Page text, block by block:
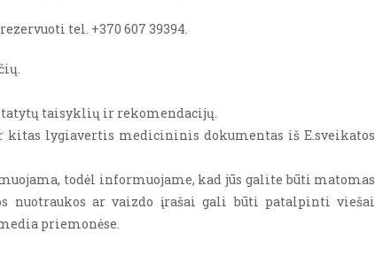
tel. +370 607 39394.
taisyklių ir rekomendacijų.
kitas lygiavertis medicininis dokumentas iš E.sveikatos
todėl informuojame, kad jūs galite būti matomas
nuotraukos ar vaizdo įrašai gali būti patalpinti viešai
priemonėse.